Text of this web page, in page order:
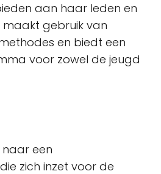
aan haar leden en
maakt gebruik van
en biedt een
voor zowel de jeugd
naar een
zich inzet voor de